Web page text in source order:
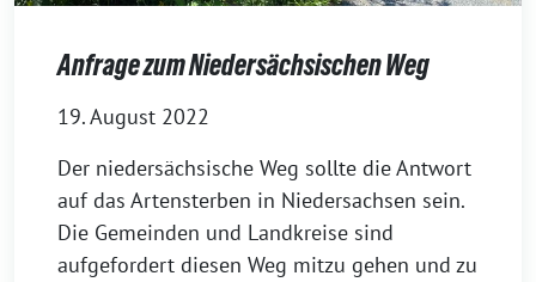
Anfrage zum Niedersächsischen Weg
19. August 2022
Der niedersächsische Weg sollte die Antwort
auf das Artensterben in Niedersachsen sein.
Die Gemeinden und Landkreise sind
aufgefordert diesen Weg mitzu gehen und zu